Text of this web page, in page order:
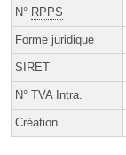
N° RPPS
Forme juridique
SIRET
N° TVA Intra.
Création